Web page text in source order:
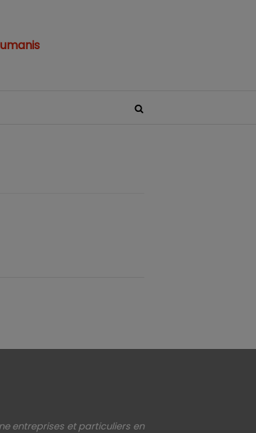
entreprises et particuliers en